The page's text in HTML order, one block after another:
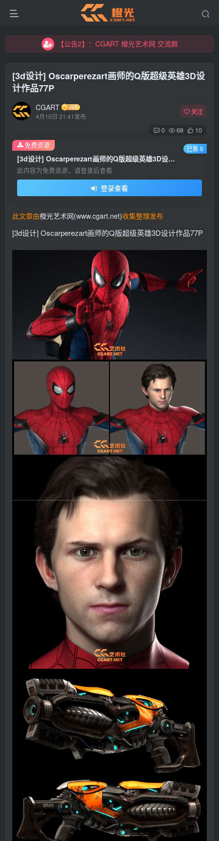
【公告2】：CGART 橙光艺术网 交流群
【公告2】：CGART 橙光艺术网 交流群
[3d设计] Oscarperezart画师的Q版超级英雄3D设
计作品77P
CGART
4月10日 21:41发布
关注
0 68 10
[3d设计] Oscarperezart画师的Q版超级英雄3D设计作品77P
此内容为免费资源，请登录后查看
登录查看
免费资源 已售 9
此文章由橙光艺术网(www.cgart.net)收集整理发布
[3d设计] Oscarperezart画师的Q版超级英雄3D设计作品77P
登录
没有账号？立即注册
用户名/手机号/邮箱
登录密码
找回密码
登录
社交账号登录
QQ登录